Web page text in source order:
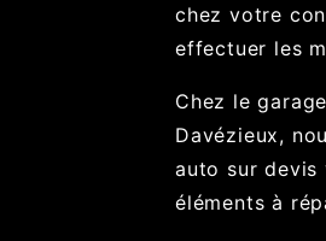
chez votre
effectuer les
Chez le
Davézieux,
auto sur devis
éléments à